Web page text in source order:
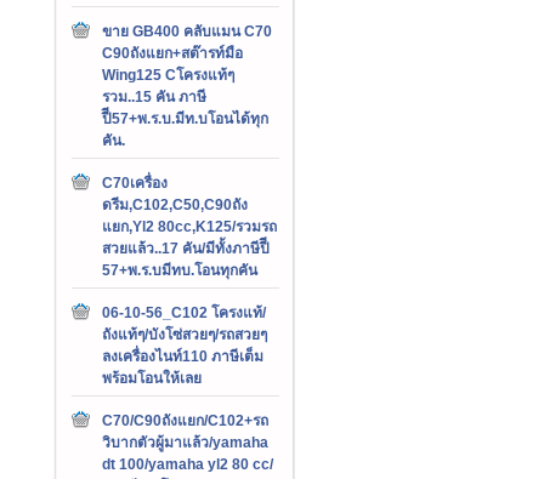
ขาย GB400 คลับแมน C70
C90ถังแยก+สต๊ารท์มือ
Wing125 Cโครงแท้ๆ
รวม..15 คัน ภาษี
ปีี57+พ.ร.บ.มีท.บโอนได้ทุก
คัน.
C70เครื่อง
ดรีม,C102,C50,C90ถัง
แยก,Yl2 80cc,K125/รวมรถ
สวยแล้ว..17 คัน/มีทั้งภาษีปีี
57+พ.ร.บมีทบ.โอนทุกคัน
06-10-56_C102 โครงแท้/
ถังแท้ๆ/บังโซ่สวยๆ/รถสวยๆ
ลงเครื่องไนท์110 ภาษีเต็ม
พร้อมโอนให้เลย
C70/C90ถังแยก/C102+รถ
วิบากตัวผู้มาแล้ว/yamaha
dt 100/yamaha yl2 80 cc/